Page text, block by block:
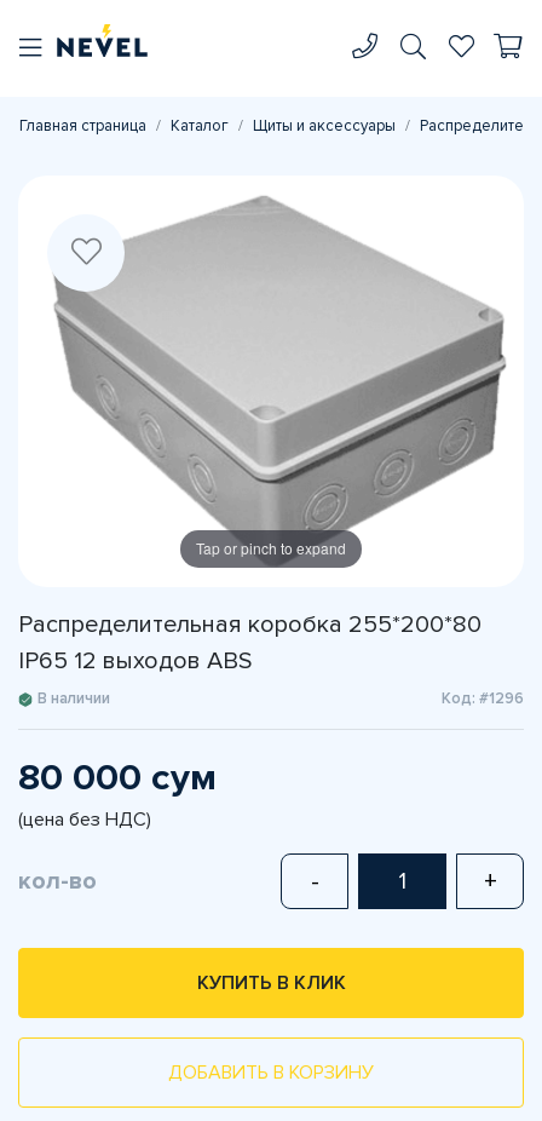
Главная страница Каталог Щиты и аксессуары
Tap or pinch to expand
Распределительная коробка 255*200*80
IP65 12 выходов ABS
В наличии Код: #1296
80 000 сум
(цена без НДС)
кол-во - +
КУПИТЬ В КЛИК
ДОБАВИТЬ В КОРЗИНУ